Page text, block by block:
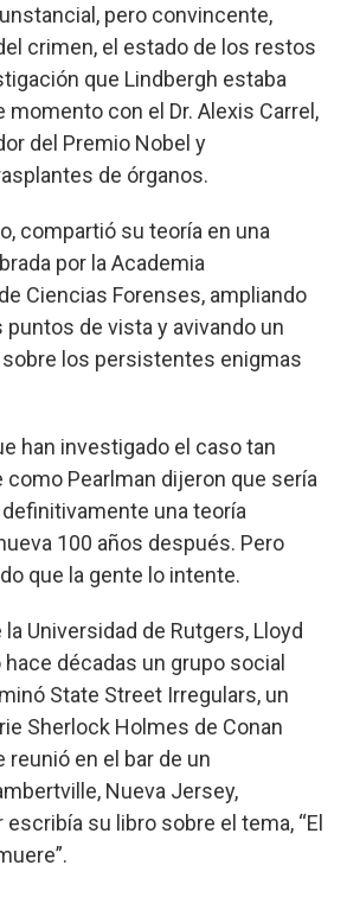
pero convincente,
crimen, el estado de los restos
que Lindbergh estaba
momento con el Dr. Alexis Carrel,
del Premio Nobel y
de órganos.
compartió su teoría en una
por la Academia
Ciencias Forenses, ampliando
puntos de vista y avivando un
los persistentes enigmas
han investigado el caso tan
Pearlman dijeron que sería
una teoría
100 años después. Pero
que la gente lo intente.
Universidad de Rutgers, Lloyd
hace décadas un grupo social
State Street Irregulars, un
Sherlock Holmes de Conan
reunió en el bar de un
Nueva Jersey,
su libro sobre el tema, “El